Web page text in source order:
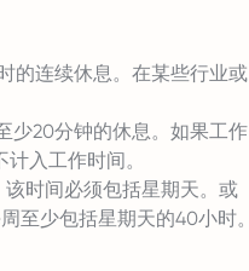
的连续休息。在某些行业或
少20分钟的休息。如果工作
入工作时间。
时间必须包括星期天。或
至少包括星期天的40小时。